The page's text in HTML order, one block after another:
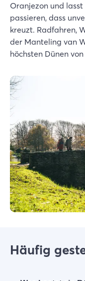
Oranjezon und
passieren, dass
kreuzt. Radfahren,
der Manteling van
höchsten Dünen
Häufig